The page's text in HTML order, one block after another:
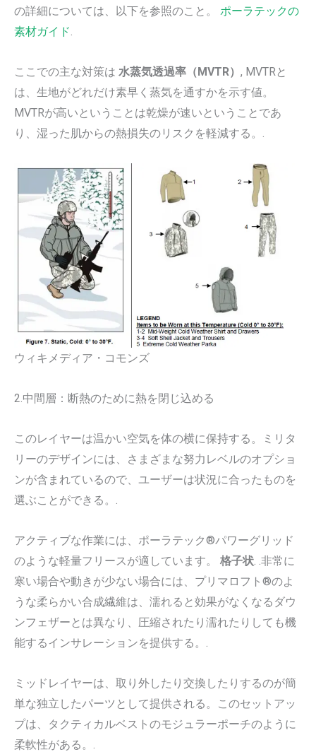
の詳細については、以下を参照のこと。 ポーラテックの
素材ガイド.
ここでの主な対策は 水蒸気透過率（MVTR） , MVTRと
は、生地がどれだけ素早く蒸気を通すかを示す値。
MVTRが高いということは乾燥が速いということであ
り、湿った肌からの熱損失のリスクを軽減する。.
ウィキメディア・コモンズ
2.中間層：断熱のために熱を閉じ込める
このレイヤーは温かい空気を体の横に保持する。ミリタ
リーのデザインには、さまざまな努力レベルのオプショ
ンが含まれているので、ユーザーは状況に合ったものを
選ぶことができる。.
アクティブな作業には、ポーラテック®パワーグリッド
のような軽量フリースが適しています。 格子状 . .非常に
寒い場合や動きが少ない場合には、プリマロフト®のよ
うな柔らかい合成繊維は、濡れると効果がなくなるダウ
ンフェザーとは異なり、圧縮されたり濡れたりしても機
能するインサレーションを提供する。.
ミッドレイヤーは、取り外したり交換したりするのが簡
単な独立したパーツとして提供される。このセットアッ
プは、タクティカルベストのモジュラーポーチのように
柔軟性がある。.